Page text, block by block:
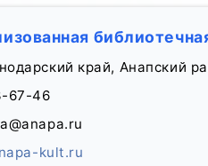
край, Анапский
67-46
kult.ru